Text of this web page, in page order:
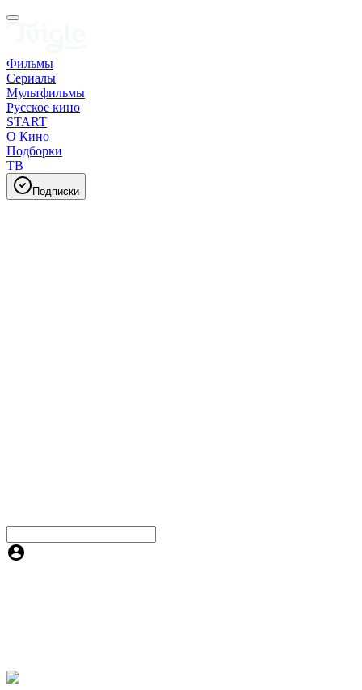
Фильмы
Сериалы
Мультфильмы
Русское кино
START
О Кино
Подборки
ТВ
Подписки